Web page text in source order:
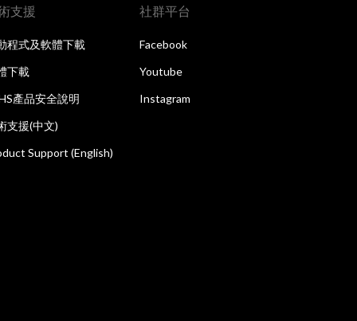
支援
程式及軟體下載
下載
產品安全說明
支援(中文)
Support (English)
社群平台
Facebook
Youtube
Instagram